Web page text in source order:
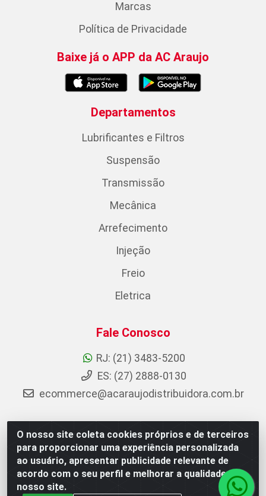
O nosso site coleta cookies próprios e de terceiros
para proporcionar uma experiência personalizada
ao usuário, apresentar publicidade relevante de
acordo com o seu perfil e melhorar a qualidade do
nosso site.
Marcas
Política de Privacidade
Baixe já o APP da AC Araujo
Departamentos
Lubrificantes e Filtros
Suspensão
Transmissão
Mecânica
Arrefecimento
Injeção
Freio
Eletrica
Fale Conosco
RJ: (21) 3483-5200
ES: (27) 2888-0130
ecommerce@acaraujodistribuidora.com.br
AC Araujo Distribuidora - Rua Carneiro de Campos, 42 -
São Cristóvão, Rio de Janeiro/RJ - CEP 20.920-410 -
CNPJ 08.744.753/0003-85